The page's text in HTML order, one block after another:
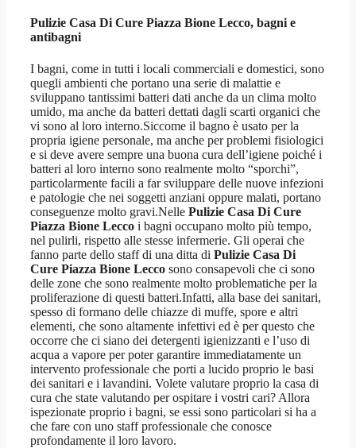
Pulizie Casa Di Cure Piazza Bione Lecco, bagni e
antibagni
I bagni, come in tutti i locali commerciali e domestici, sono
quegli ambienti che portano una serie di malattie e
sviluppano tantissimi batteri dati anche da un clima molto
umido, ma anche da batteri dettati dagli scarti organici che
vi sono al loro interno.Siccome il bagno è usato per la
propria igiene personale, ma anche per problemi fisiologici
e si deve avere sempre una buona cura dell’igiene poiché i
batteri al loro interno sono realmente molto “sporchi”,
particolarmente facili a far sviluppare delle nuove infezioni
e patologie che nei soggetti anziani oppure malati, portano
conseguenze molto gravi.Nelle Pulizie Casa Di Cure
Piazza Bione Lecco i bagni occupano molto più tempo,
nel pulirli, rispetto alle stesse infermerie. Gli operai che
fanno parte dello staff di una ditta di Pulizie Casa Di
Cure Piazza Bione Lecco sono consapevoli che ci sono
delle zone che sono realmente molto problematiche per la
proliferazione di questi batteri.Infatti, alla base dei sanitari,
spesso di formano delle chiazze di muffe, spore e altri
elementi, che sono altamente infettivi ed è per questo che
occorre che ci siano dei detergenti igienizzanti e l’uso di
acqua a vapore per poter garantire immediatamente un
intervento professionale che porti a lucido proprio le basi
dei sanitari e i lavandini. Volete valutare proprio la casa di
cura che state valutando per ospitare i vostri cari? Allora
ispezionate proprio i bagni, se essi sono particolari si ha a
che fare con uno staff professionale che conosce
profondamente il loro lavoro.